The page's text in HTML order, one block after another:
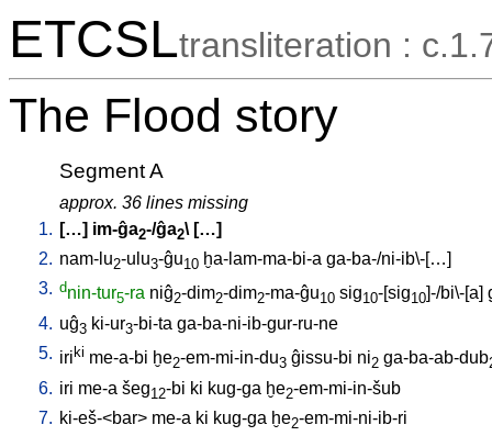
ETCSLtransliteration :
The Flood story
Segment A
approx. 36 lines missing
1. […] im-ĝa2-/ĝa2\ […]
2. nam-lu2-ulu3-ĝu10 ḫa-lam-ma-bi-a ga-ba-/ni-ib\-[…]
3. dnin-tur5-ra niĝ2-dim2-dim2-ma-ĝu10 sig10-[sig10]-/bi\-[a]
4. uĝ3 ki-ur3-bi-ta ga-ba-ni-ib-gur-ru-ne
5. iriki me-a-bi ḫe2-em-mi-in-du3 ĝissu-bi ni2 ga-ba-ab-dub
6. iri me-a šeg12-bi ki kug-ga ḫe2-em-mi-in-šub
7. ki-eš-<bar> me-a ki kug-ga ḫe2-em-mi-ni-ib-ri